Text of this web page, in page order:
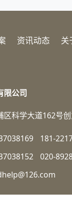
资讯动态 关
限公司
区科学大道162号
181-
020-